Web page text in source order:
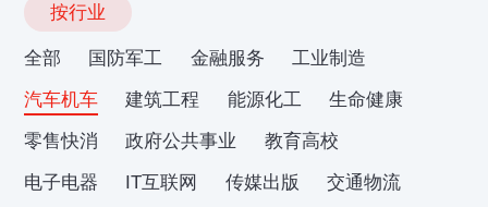
按行业
全部 国防军工 金融服务
工业制造
汽车机车
建筑工程 能源化工
生命健康
零售快消
政府公共事业
教育高校
电子电器
IT互联网 传媒出版
交通物流